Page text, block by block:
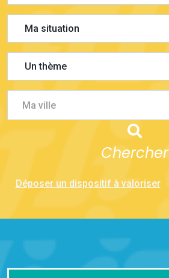
Ma ville
Chercher
Déposer un dispositif à valoriser